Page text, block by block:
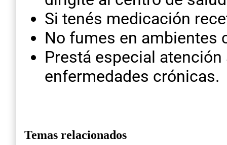
Si tenés medicación
No fumes en ambientes
Prestá especial
enfermedades crónicas.
Temas relacionados